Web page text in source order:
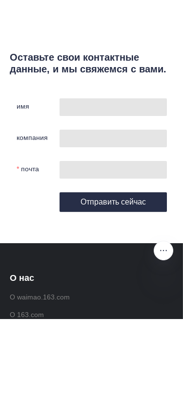
Оставьте свои контактные
данные, и мы свяжемся с вами.
имя
компания
почта
Отправить сейчас
О нас
О waimao.163.com
О 163.com
RU